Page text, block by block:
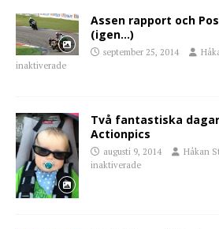
Assen rapport och
(igen…)
september 25, 2014
inaktiverade
Två fantastiska
Actionpics
augusti 9, 2014 Håkan
inaktiverade